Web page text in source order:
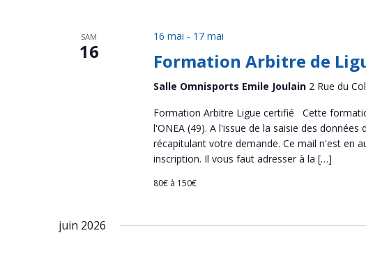
SAM
16
16 mai - 17 mai
Formation Arbitre de
Salle Omnisports Emile Joulain 2 Rue du
Formation Arbitre Ligue certifié Cette
l'ONEA (49). A l'issue de la saisie des
récapitulant votre demande. Ce mail n'est en
inscription. Il vous faut adresser à la […]
80€ à 150€
juin 2026